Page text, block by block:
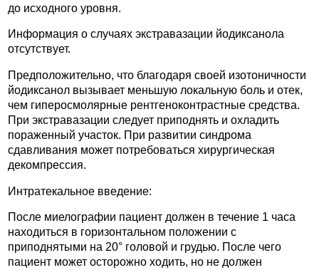
до исходного уровня.
Информация о случаях экстравазации йодиксанола
отсутствует.
Предположительно, что благодаря своей изотоничности
йодиксанол вызывает меньшую локальную боль и отек,
чем гиперосмолярные рентгеноконтрастные средства.
При экстравазации следует приподнять и охладить
пораженный участок. При развитии синдрома
сдавливания может потребоваться хирургическая
декомпрессия.
Интратекальное введение:
После миелографии пациент должен в течение 1 часа
находиться в горизонтальном положении с
приподнятыми на 20° головой и грудью. После чего
пациент может осторожно ходить, но не должен